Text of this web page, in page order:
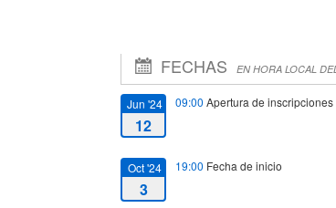
FECHAS EN HORA LOCAL
Jun '24
12
09:00 Apertura de inscripciones
Oct '24
3
19:00 Fecha de inicio